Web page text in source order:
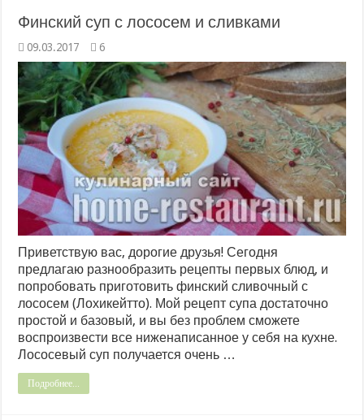
Финский суп с лососем и сливками
09.03.2017 6
Приветствую вас, дорогие друзья! Сегодня
предлагаю разнообразить рецепты первых блюд, и
попробовать приготовить финский сливочный с
лососем (Лохикейтто). Мой рецепт супа достаточно
простой и базовый, и вы без проблем сможете
воспроизвести все ниженаписанное у себя на кухне.
Лососевый суп получается очень …
Подробнее...